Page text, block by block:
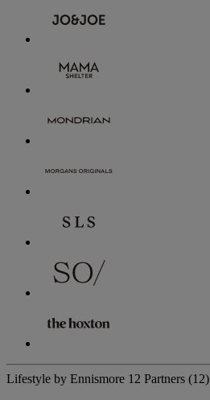
Lifestyle by Ennismore 12 Partners (12)